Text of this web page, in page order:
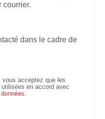
courrier.
dans le cadre de
vous acceptez que les
en accord avec
.